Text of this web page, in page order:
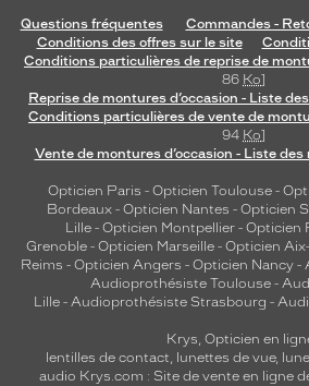
Questions fréquentes
Commandes -
Conditions des offres sur le site
Conditions particulières de reprise de
86 Ko]
Reprise de montures d’occasion - Liste
Conditions particulières de vente de
94 Ko]
Vente de montures d’occasion - Liste
Opticien Paris - Opticien Toulouse-
Bordeaux- Opticien Nantes - Opticien
Lille - Opticien Montpellier - Opticien
Grenoble - Opticien Marseille - Opticien
Reims - Opticien Angers - Opticien Nancy -
Audioprothésiste Toulouse-
Lille- Audioprothésiste Strasbourg -
Krys, Opticien en
lentilles de contact, lunettes de vue,
audio Krys.com : Site de vente en ligne